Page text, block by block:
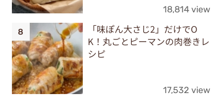
18,814 view
「味ぽん大さじ2」だけでO
K！丸ごとピーマンの肉巻きレ
シピ
17,532 view